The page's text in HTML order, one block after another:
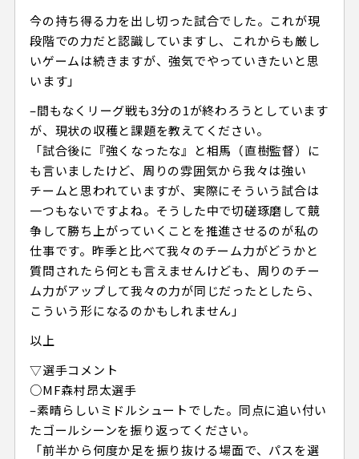
今の持ち得る力を出し切った試合でした。これが現
段階での力だと認識していますし、これからも厳し
いゲームは続きますが、強気でやっていきたいと思
います」
–間もなくリーグ戦も3分の1が終わろうとしています
が、現状の収穫と課題を教えてください。
「試合後に『強くなったな』と相馬（直樹監督）に
も言いましたけど、周りの雰囲気から我々は強い
チームと思われていますが、実際にそういう試合は
一つもないですよね。そうした中で切磋琢磨して競
争して勝ち上がっていくことを推進させるのが私の
仕事です。昨季と比べて我々のチーム力がどうかと
質問されたら何とも言えませんけども、周りのチー
ム力がアップして我々の力が同じだったとしたら、
こういう形になるのかもしれません」
以上
▽選手コメント
○MF森村昂太選手
–素晴らしいミドルシュートでした。同点に追い付い
たゴールシーンを振り返ってください。
「前半から何度か足を振り抜ける場面で、パスを選